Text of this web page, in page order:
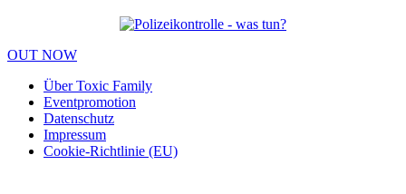
OUT NOW
Über Toxic Family
Eventpromotion
Datenschutz
Impressum
Cookie-Richtlinie (EU)